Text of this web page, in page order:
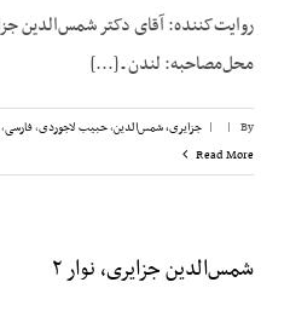
محل‌مصاحبه: لندن ـ [...]
By
|
| جزایری، شمس‌الدین,حبیب لاجوردی,فارسی,
Read More
شمس‌الدین جزایری، نوار ۲